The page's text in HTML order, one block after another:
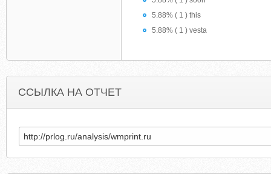
5.88% ( 1 ) this
5.88% ( 1 ) vesta
ССЫЛКА НА ОТЧЕТ